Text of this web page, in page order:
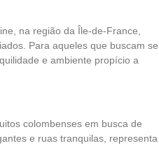
na região da Île-de-France,
Para aqueles que buscam se
e ambiente propício a
colombenses em busca de
e ruas tranquilas, representa